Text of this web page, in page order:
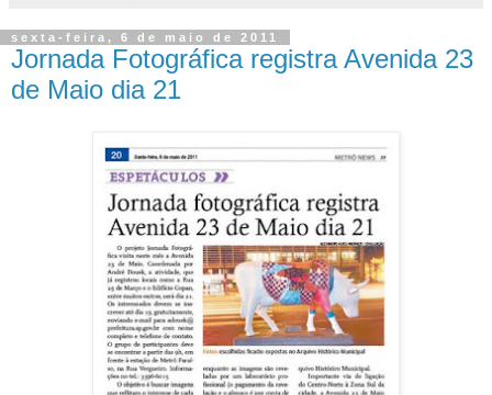
sexta-feira, 6 de maio de 2011
Jornada Fotográfica registra Avenida 23
de Maio dia 21